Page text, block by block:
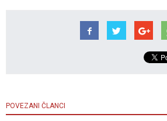
POVEZANI ČLANCI